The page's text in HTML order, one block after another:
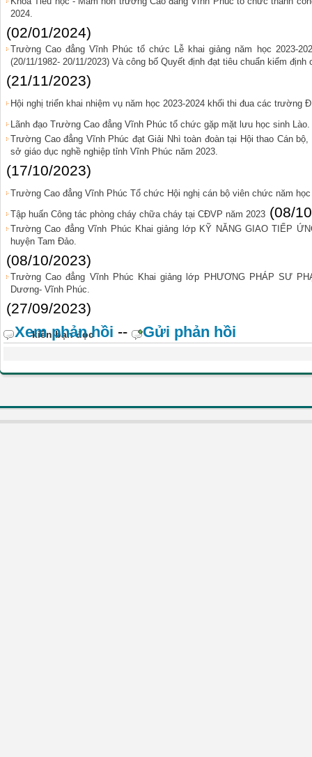
2024.
(02/01/2024)
Trường Cao đẳng Vĩnh Phúc tổ chức Lễ khai giảng năm học 2023-
(20/11/1982- 20/11/2023) Và công bố Quyết định đạt tiêu chuẩn kiểm
(21/11/2023)
Hội nghị triển khai nhiệm vụ năm học 2023-2024 khối thi đua các trường
Lãnh đạo Trường Cao đẳng Vĩnh Phúc tổ chức gặp mặt lưu học sinh Lào.
Trường Cao đẳng Vĩnh Phúc đạt Giải Nhì toàn đoàn tại Hội thao Cán
sở giáo dục nghề nghiệp tỉnh Vĩnh Phúc năm 2023.
(17/10/2023)
Trường Cao đẳng Vĩnh Phúc Tổ chức Hội nghị cán bộ viên chức năm học
Tập huấn Công tác phòng cháy chữa cháy tại CĐVP năm 2023 (08/
Trường Cao đẳng Vĩnh Phúc Khai giảng lớp KỸ NĂNG GIAO TIẾP
huyện Tam Đảo.
(08/10/2023)
Trường Cao đẳng Vĩnh Phúc Khai giảng lớp PHƯƠNG PHÁP SƯ
Dương- Vĩnh Phúc.
(27/09/2023)
kiến bạn đọc
Xem phản hồi -- Gửi phản hồi